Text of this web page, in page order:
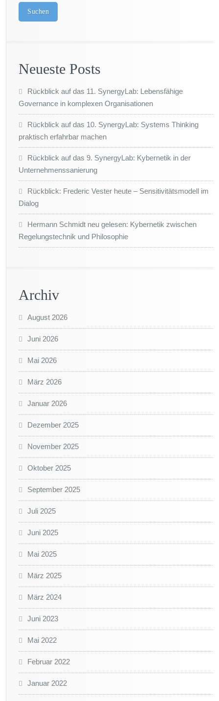
Suchen
Neueste Posts
Rückblick auf das 11. SynergyLab: Lebensfähige
Governance in komplexen Organisationen
Rückblick auf das 10. SynergyLab: Systems Thinking
praktisch erfahrbar machen
Rückblick auf das 9. SynergyLab: Kybernetik in der
Unternehmenssanierung
Rückblick: Frederic Vester heute – Sensitivitätsmodell im
Dialog
Hermann Schmidt neu gelesen: Kybernetik zwischen
Regelungstechnik und Philosophie
Archiv
August 2026
Juni 2026
Mai 2026
März 2026
Januar 2026
Dezember 2025
November 2025
Oktober 2025
September 2025
Juli 2025
Juni 2025
Mai 2025
März 2025
März 2024
Juni 2023
Mai 2022
Februar 2022
Januar 2022